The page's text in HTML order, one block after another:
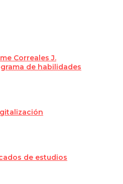
Correales J.
de habilidades
de estudios